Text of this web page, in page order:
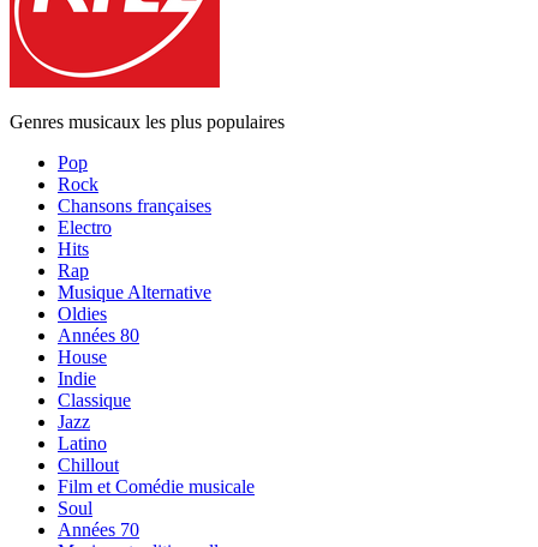
Genres musicaux les plus populaires
Pop
Rock
Chansons françaises
Electro
Hits
Rap
Musique Alternative
Oldies
Années 80
House
Indie
Classique
Jazz
Latino
Chillout
Film et Comédie musicale
Soul
Années 70